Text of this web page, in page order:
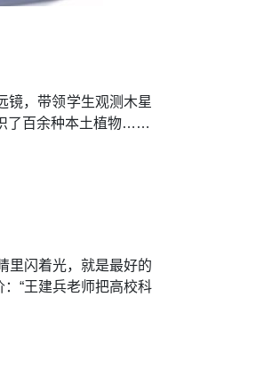
镜，带领学生观测木星
了百余种本土植物……
里闪着光，就是最好的
“王建兵老师把高校科